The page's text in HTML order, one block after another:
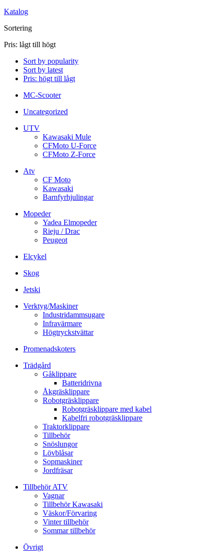
Katalog
Sortering
Pris: lågt till högt
Sort by popularity
Sort by latest
Pris: högt till lågt
MC-Scooter
Uncategorized
UTV
Kawasaki Mule
CFMoto U-Force
CFMoto Z-Force
Atv
CF Moto
Kawasaki
Barnfyrhjulingar
Mopeder
Yadea Elmopeder
Rieju / Drac
Peugeot
Elcykel
Skog
Jetski
Verktyg/Maskiner
Industridammsugare
Infravärmare
Högtryckstvättar
Promenadskoters
Trädgård
Gåklippare
Batteridrivna
Åkgräsklippare
Robotgräsklippare
Robotgräsklippare med kabel
Kabelfri robotgräsklippare
Traktorklippare
Tillbehör
Snöslungor
Lövblåsar
Sopmaskiner
Jordfräsar
Tillbehör ATV
Vagnar
Tillbehör Kawasaki
Väskor/Förvaring
Vinter tillbehör
Sommar tillbehör
Övrigt